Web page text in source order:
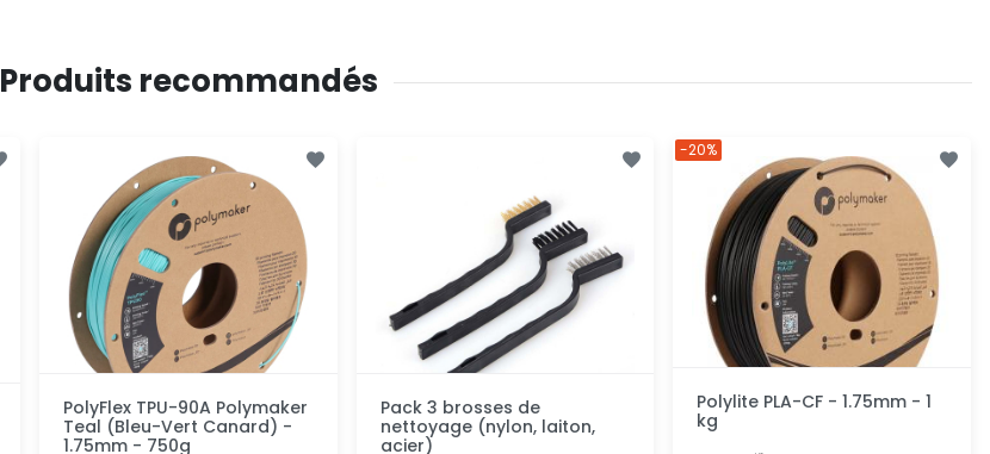
Produits recommandés
PolyFlex TPU-90A Polymaker
Teal (Bleu-Vert Canard) -
1.75mm - 750g
Pack 3 brosses de
nettoyage (nylon, laiton,
acier)
Polylite PLA-CF - 1.75mm - 1
kg
-20%